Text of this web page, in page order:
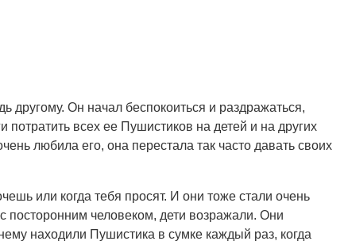
другому. Он начал беспокоиться и раздражаться,
потратить всех ее Пушистиков на детей и на других
любила его, она перестала так часто давать своих
или когда тебя просят. И они тоже стали очень
посторонним человеком, дети возражали. Они
находили Пушистика в сумке каждый раз, когда